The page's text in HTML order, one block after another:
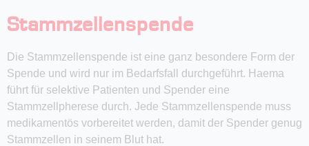
Stammzellenspende
Die Stammzellenspende ist eine ganz besondere Form der
Spende und wird nur im Bedarfsfall durchgeführt. Haema
führt für selektive Patienten und Spender eine
Stammzellpherese durch. Jede Stammzellenspende muss
medikamentös vorbereitet werden, damit der Spender genug
Stammzellen in seinem Blut hat.